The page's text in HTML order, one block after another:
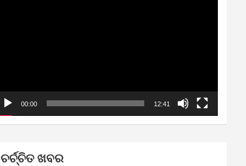
00:00 12:41
ଚର୍ଚ୍ଚିତ ଖବର